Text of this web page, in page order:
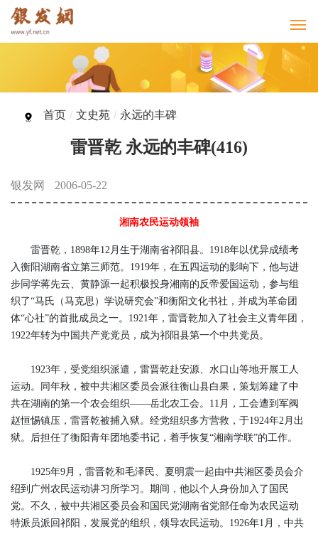
首页 / 文史苑 / 永远的丰碑
雷晋乾 永远的丰碑(416)
银发网 2006-05-22
湘南农民运动领袖
雷晋乾，1898年12月生于湖南省祁阳县。1918年以优异成绩考
入衡阳湖南省立第三师范。1919年，在五四运动的影响下，他与进
步同学蒋先云、黄静源一起积极投身湘南的反帝爱国运动，参与组
织了“马氏（马克思）学说研究会”和衡阳文化书社，并成为革命团
体“心社”的首批成员之一。1921年，雷晋乾加入了社会主义青年团，
1922年转为中国共产党党员，成为祁阳县第一个中共党员。
1923年，受党组织派遣，雷晋乾赴安源、水口山等地开展工人
运动。同年秋，被中共湘区委员会派往衡山县白果，策划筹建了中
共在湖南的第一个农会组织——岳北农工会。11月，工会遭到军阀
赵恒惕镇压，雷晋乾被捕入狱。经党组织多方营救，于1924年2月出
狱。后担任了衡阳青年团地委书记，着手恢复“湘南学联”的工作。
1925年9月，雷晋乾和毛泽民、夏明震一起由中共湘区委员会介
绍到广州农民运动讲习所学习。期间，他以个人身份加入了国民
党。不久，被中共湘区委员会和国民党湖南省党部任命为农民运动
特派员派回祁阳，发展党的组织，领导农民运动。1926年1月，中共